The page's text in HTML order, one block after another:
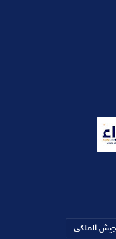
الملكي